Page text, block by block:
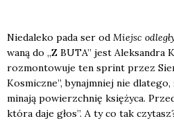
Nie­da­le­ko pada ser od Miejsc
wa­ną do „Z BUTA” jest Alek­san­dra
roz­mon­to­wu­je ten sprint przez
Kosmicz­ne”, bynaj­mniej nie
mi­na­ją powierzch­nię księ­ży­ca.
któ­ra daje głos”. A ty co tak